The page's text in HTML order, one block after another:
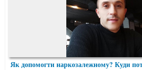
Як допомогти наркозалежному? Куди